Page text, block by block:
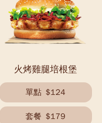
火烤雞腿培根堡
單點 $124
套餐 $179